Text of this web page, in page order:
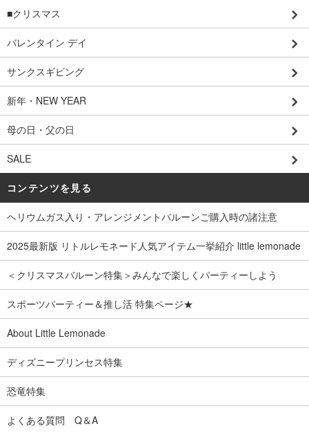
■クリスマス
バレンタイン デイ
サンクスギビング
新年・NEW YEAR
母の日・父の日
SALE
コンテンツを見る
ヘリウムガス入り・アレンジメントバルーンご購入時の諸注意
2025最新版 リトルレモネード人気アイテム一挙紹介 little lemonade
＜クリスマスバルーン特集＞みんなで楽しくパーティーしよう
スポーツパーティー＆推し活 特集ページ★
About Little Lemonade
ディズニープリンセス特集
恐竜特集
よくある質問 Q＆A